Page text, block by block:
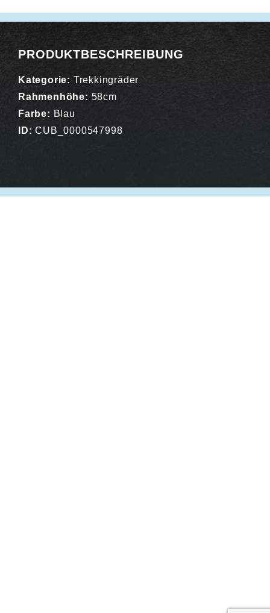
PRODUKTBESCHREIBUNG
Kategorie: Trekkingräder
Rahmenhöhe: 58cm
Farbe: Blau
ID: CUB_0000547998